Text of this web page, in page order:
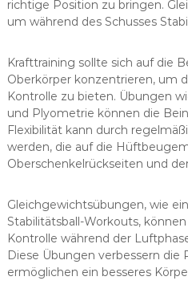
richtige Position zu bringen.
um während des Schusses
Krafttraining sollte sich auf die
Oberkörper konzentrieren, um
Kontrolle zu bieten. Übungen
und Plyometrie können die
Flexibilität kann durch
werden, die auf die
Oberschenkelrückseiten und
Gleichgewichtsübungen, wie
Stabilitätsball-Workouts,
Kontrolle während der
Diese Übungen verbessern die
ermöglichen ein besseres